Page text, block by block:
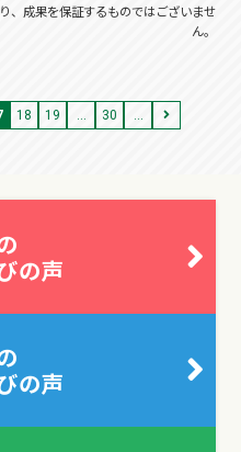
、成果を保証するものではございませ
ん。
18 19 ... 30 ...
の声
の声